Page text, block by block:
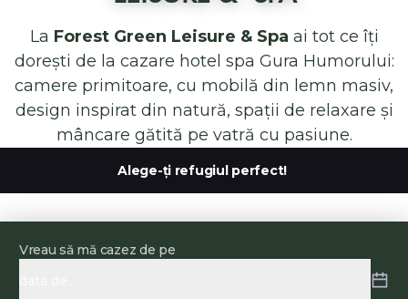
La Forest Green Leisure & Spa ai tot ce îți
dorești de la cazare hotel spa Gura Humorului:
camere primitoare, cu mobilă din lemn masiv,
design inspirat din natură, spații de relaxare și
mâncare gătită pe vatră cu pasiune.
Alege-ți refugiul perfect!
Vreau să mă cazez de pe